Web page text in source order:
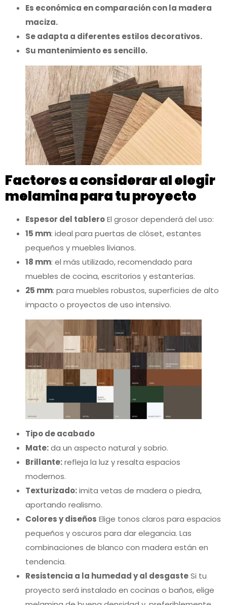
Es económica en comparación con la madera
maciza.
Se adapta a diferentes estilos decorativos.
Su mantenimiento es sencillo.
Factores a considerar al elegir
melamina para tu proyecto
Espesor del tableroEl grosor dependerá del uso:
15 mm: ideal para puertas de clóset, estantes
pequeños y muebles livianos.
18 mm: el más utilizado, recomendado para
muebles de cocina, escritorios y estanterías.
25 mm: para muebles robustos, superficies de alto
impacto o proyectos de uso intensivo.
Tipo de acabado
Mate:da un aspecto natural y sobrio.
Brillante:refleja la luz y resalta espacios
modernos.
Texturizado:imita vetas de madera o piedra,
aportando realismo.
Colores y diseños Elige tonos claros para espacios
pequeños y oscuros para dar elegancia. Las
combinaciones de blanco con madera están en
tendencia.
Resistencia a la humedad y al desgasteSi tu
proyecto será instalado en cocinas o baños, elige